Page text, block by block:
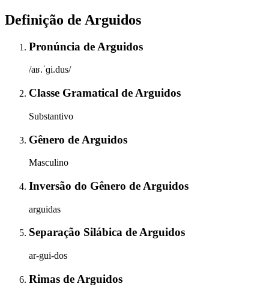
Definição de Arguidos
Pronúncia de Arguidos
/aʁ.ˈɡi.dus/
Classe Gramatical de Arguidos
Substantivo
Gênero de Arguidos
Masculino
Inversão do Gênero de Arguidos
arguidas
Separação Silábica deArguidos
ar-gui-dos
Rimas de Arguidos